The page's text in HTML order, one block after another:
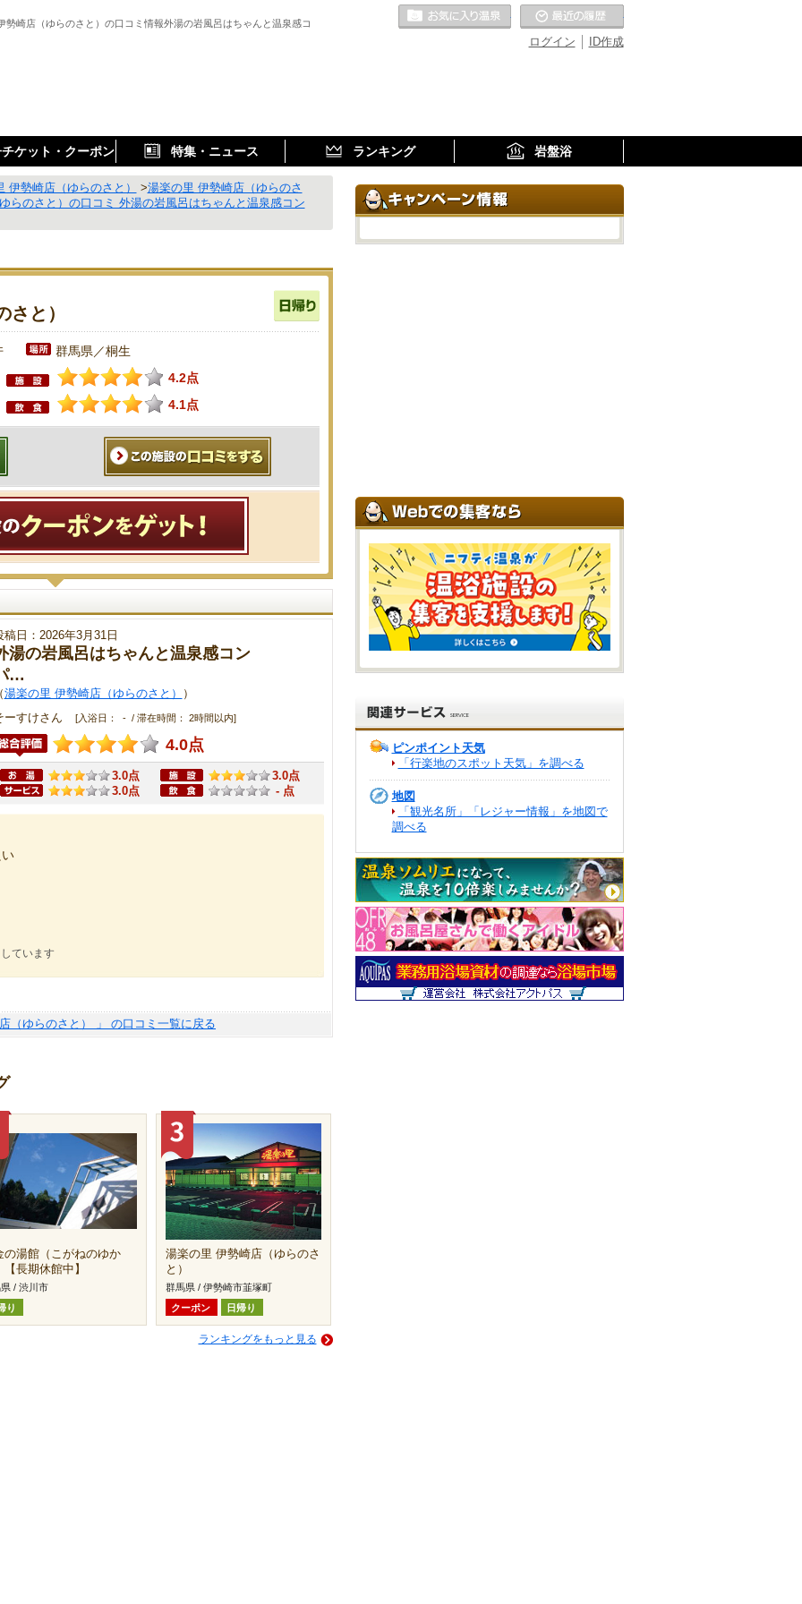
勢崎店（ゆらのさと）の口コミ情報外湯の岩風呂はちゃんと温泉感コ
ID作成
ログイン
お気に入りの温泉
ケット・クーポン 特集・ニュース ランキング 岩盤浴
伊勢崎店（ゆらのさと） >湯楽の里 伊勢崎店（ゆらのさ
らのさと）の口コミ 外湯の岩風呂はちゃんと温泉感コン
と）
群馬県／桐生
4.2点
4.1点
稿日：2026年3月31日
湯の岩風呂はちゃんと温泉感コン
…
湯楽の里 伊勢崎店（ゆらのさと）
）
ーすけさん
[入浴日： - / 滞在時間： 2時間以内]
4.0点
3.0点
3.0点
3.0点
- 点
ています
（ゆらのさと） 」 の口コミ一覧に戻る
の湯館（こがねのゆか
【長期休館中】
/ 渋川市
り
湯楽の里 伊勢崎店（ゆらのさ
と）
群馬県 / 伊勢崎市韮塚町
クーポン
日帰り
ランキングをもっと見る
ピンポイント天気
「行楽地のスポット天気」を調べる
地図
「観光名所」「レジャー情報」を地図で
調べる